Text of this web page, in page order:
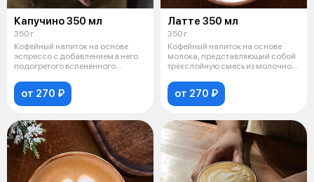
Капучино 350 мл
350 г
Кофейный напиток на основе
эспрессо с добавлением в него
подогретого вспененного
от 270 ₽
Латте 350 мл
350 г
Кофейный напиток на основе
молока, представляющий собой
трёхслойную смесь из молочной
от 270 ₽